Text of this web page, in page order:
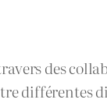
des
différentes